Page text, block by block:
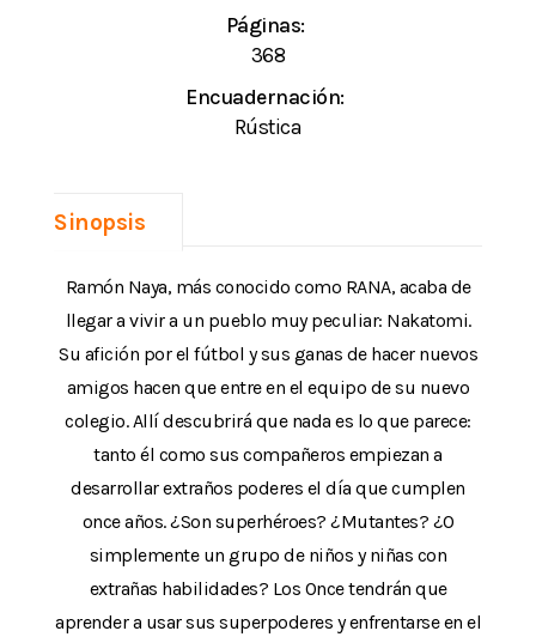
Páginas:
368
Encuadernación:
Rústica
Sinopsis
Ramón Naya, más conocido como RANA, acaba de
llegar a vivir a un pueblo muy peculiar: Nakatomi.
Su afición por el fútbol y sus ganas de hacer nuevos
amigos hacen que entre en el equipo de su nuevo
colegio. Allí descubrirá que nada es lo que parece:
tanto él como sus compañeros empiezan a
desarrollar extraños poderes el día que cumplen
once años. ¿Son superhéroes? ¿Mutantes? ¿O
simplemente un grupo de niños y niñas con
extrañas habilidades? Los Once tendrán que
aprender a usar sus superpoderes y enfrentarse en el